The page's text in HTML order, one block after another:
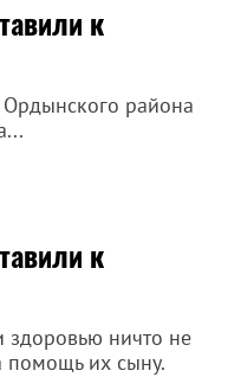
к
района
к
здоровью ничто не
помощь их сыну.